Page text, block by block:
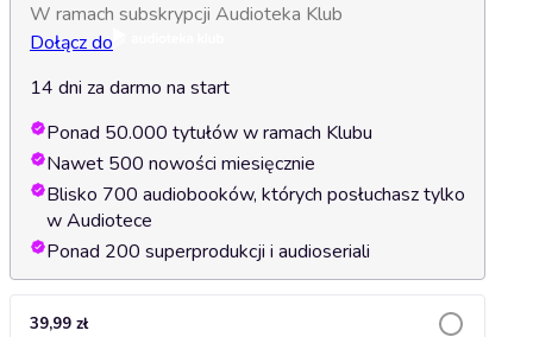
W ramach subskrypcji Audioteka Klub
Dołącz do
14 dni za darmo na start
Ponad 50.000 tytułów w ramach Klubu
Nawet 500 nowości miesięcznie
Blisko 700 audiobooków, których posłuchasz tylko
w Audiotece
Ponad 200 superprodukcji i audioseriali
39,99 zł